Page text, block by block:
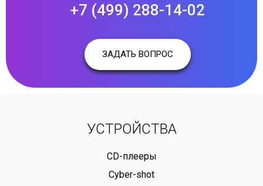
+7 (499) 288-14-02
ЗАДАТЬ ВОПРОС
УСТРОЙСТВА
CD-плееры
Cyber-shot